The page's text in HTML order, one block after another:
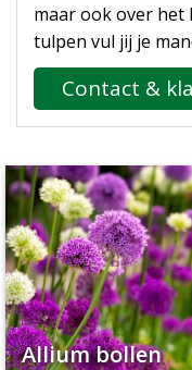
maar ook over het
tulpen vul jij je
Contact &
Allium bollen